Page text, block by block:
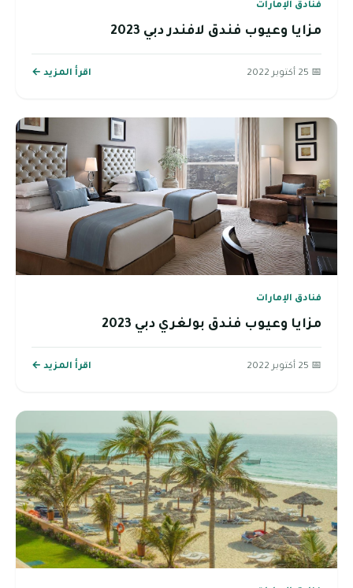
فنادق الإمارات
مزايا وعيوب فندق لافندر دبي 2023
📅 25 أكتوبر 2022 اقرأ المزيد ←
فنادق الإمارات
مزايا وعيوب فندق بولغري دبي 2023
📅 25 أكتوبر 2022 اقرأ المزيد ←